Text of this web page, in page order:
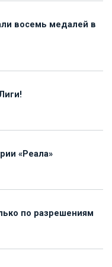
восемь медалей в
«Реала»
по разрешениям